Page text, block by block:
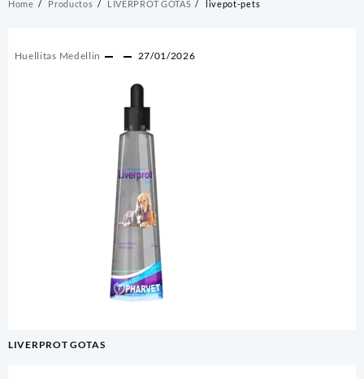
Home Productos LIVERPROT GOTAS livepot-pets
Huellitas Medellin 27/01/2026
Navegación
LIVERPROT GOTAS